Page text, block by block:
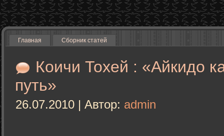
Главная Сборник статей
Коичи Тохей : «Айкидо
путь»
26.07.2010 | Автор: admin